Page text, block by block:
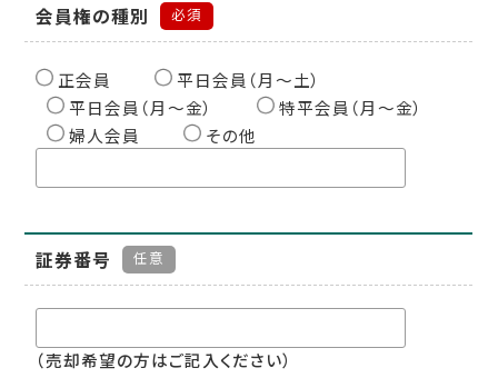
会員権の種別 必須
正会員
平日会員（月〜土）
平日会員（月〜金）
特平会員（月〜金）
婦人会員
その他
証券番号 任意
（売却希望の方はご記入ください）